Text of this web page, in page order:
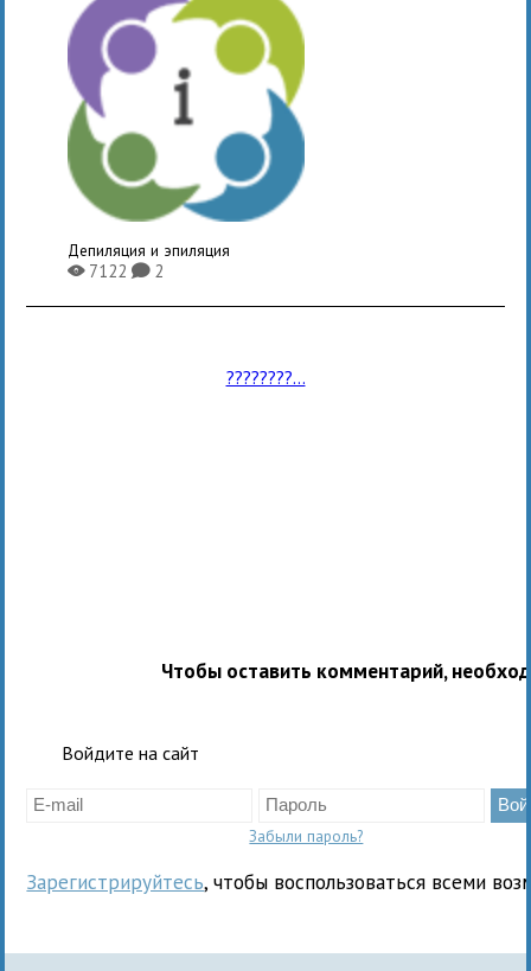
Депиляция и эпиляция
X7122K2
????????...
Чтобы оставить комментарий,
Войдите на сайт
Забыли пароль?
Зарегистрируйтесь, чтобы воспользоваться всеми